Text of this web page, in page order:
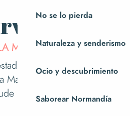
No se lo pierda
Naturaleza y senderismo
Ocio y descubrimiento
Saborear Normandía
MANCHE
turísticas del
Mancha, recopiladas por
Manche.